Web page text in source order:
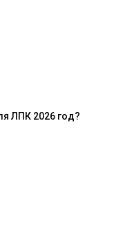
ЛПК 2026 год?